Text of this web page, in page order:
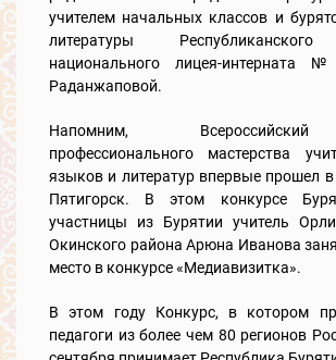
учителем начальных классов и
литературы Республиканского
национального лицея-интерната
Раданжаповой.
Напомним,
профессионального мастерства
языков и литератур впервые прошел в
Пятигорск. В этом конкурсе
участницы из Бурятии учитель
Окинского района Арюна Иванова
место в конкурсе «Медиавизитка».
В этом году Конкурс, в котором
педагоги из более чем 80 регионов